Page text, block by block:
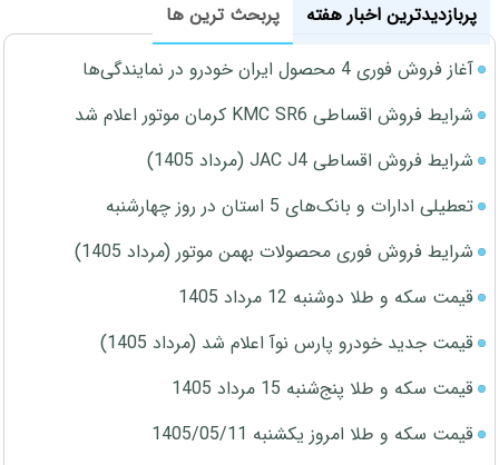
پربازدیدترین اخبار هفته
پربحث ترین ها
آغاز فروش فوری 4 محصول ایران خودرو در نمایندگی‌ها
شرایط فروش اقساطی KMC SR6 کرمان موتور اعلام شد
شرایط فروش اقساطی JAC J4 (مرداد 1405)
تعطیلی ادارات و بانک‌های 5 استان در روز چهارشنبه
شرایط فروش فوری محصولات بهمن موتور (مرداد 1405)
قیمت سکه و طلا دوشنبه 12 مرداد 1405
قیمت جدید خودرو پارس نوآ اعلام شد (مرداد 1405)
قیمت سکه و طلا پنج‌شنبه 15 مرداد 1405
قیمت سکه و طلا امروز یکشنبه 1405/05/11